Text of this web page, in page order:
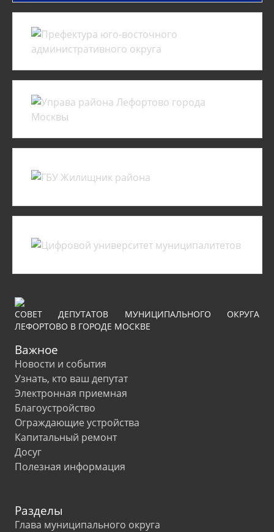
СОВЕТ ДЕПУТАТОВ МУНИЦИПАЛЬНОГО ОКРУГА
ЛЕФОРТОВО В ГОРОДЕ МОСКВЕ
Важное
Новости и события
Узнать, кто ваш депутат
Электронная приемная
Благоустройство
Ограждающие устройства
Капитальный ремонт
Досуг
Полезная информация
Разделы
Глава муниципального округа